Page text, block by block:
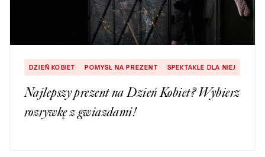
DZIEŃ KOBIET POMYSŁ NA PREZENT SPEKTAKLE DLA NIEJ
Najlepszy prezent na Dzień Kobiet? Wybierz
rozrywkę z gwiazdami!